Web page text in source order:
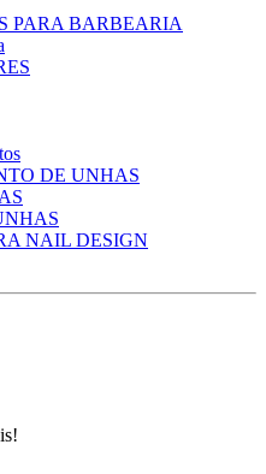
PARA BARBEARIA
DE UNHAS
NAIL DESIGN